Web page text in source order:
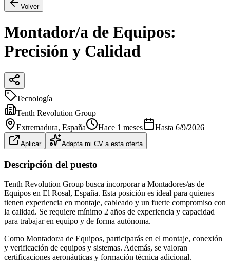
Volver
Montador/a de Equipos:
Precisión y Calidad
Tecnología
Tenth Revolution Group
Extremadura, España Hace 1 meses Hasta 6/9/2026
Aplicar Adapta mi CV a esta oferta
Descripción del puesto
Tenth Revolution Group busca incorporar a Montadores/as de
Equipos en El Rosal, España. Esta posición es ideal para quienes
tienen experiencia en montaje, cableado y un fuerte compromiso con
la calidad. Se requiere mínimo 2 años de experiencia y capacidad
para trabajar en equipo y de forma autónoma.
Como Montador/a de Equipos, participarás en el montaje, conexión
y verificación de equipos y sistemas. Además, se valoran
certificaciones aeronáuticas y formación técnica adicional.